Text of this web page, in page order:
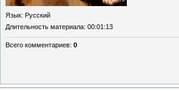
Язык: Русский
Длительность материала: 00:01:13
Всего комментариев: 0